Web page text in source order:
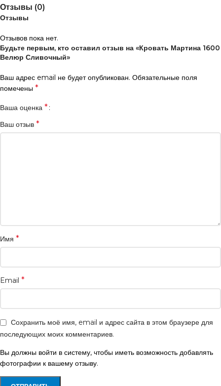
Отзывы (0)
Отзывы
Отзывов пока нет.
Будьте первым, кто оставил отзыв на «Кровать Мартина 1600
Велюр Сливочный»
Ваш адрес email не будет опубликован. Обязательные поля
помечены *
Ваша оценка *
Ваш отзыв *
Имя *
Email *
Сохранить моё имя, email и адрес сайта в этом браузере для
последующих моих комментариев.
Вы должны войти в систему, чтобы иметь возможность добавлять
фотографии к вашему отзыву.